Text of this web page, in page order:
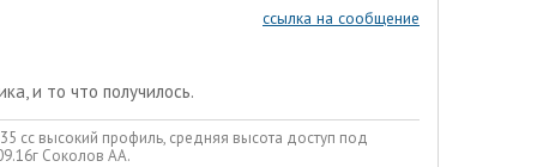
ссылка на сообщение
и то что получилось.
сс высокий профиль, средняя высота доступ под
Соколов АА.